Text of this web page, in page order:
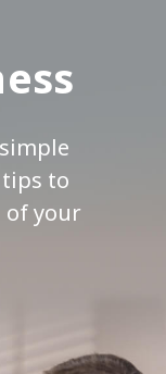
to
of your